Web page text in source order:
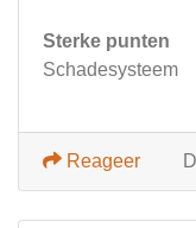
Sterke punten
Schadesysteem
Reageer